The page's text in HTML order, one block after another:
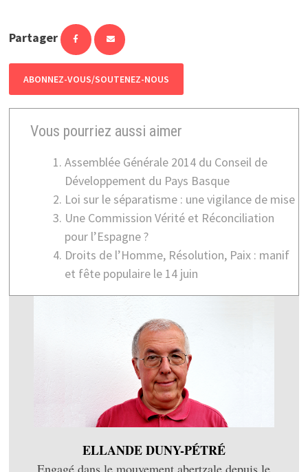
Partager
ABONNEZ-VOUS/SOUTENEZ-NOUS
Vous pourriez aussi aimer
Assemblée Générale 2014 du Conseil de
Développement du Pays Basque
Loi sur le séparatisme : une vigilance de mise
Une Commission Vérité et Réconciliation
pour l’Espagne ?
Droits de l’Homme, Résolution, Paix : manif
et fête populaire le 14 juin
ELLANDE DUNY-PÉTRÉ
Engagé dans le mouvement abertzale depuis le